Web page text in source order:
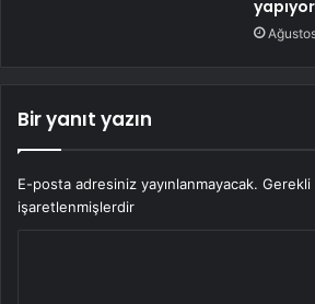
Bir yanıt yazın
E-posta adresiniz yayınlanmayacak. Gerekli
işaretlenmişlerdir